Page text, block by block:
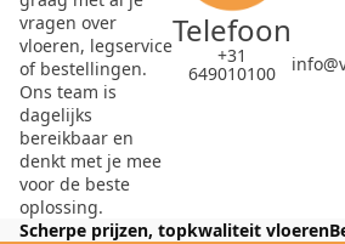
vragen over
vloeren, legservice
of bestellingen.
Ons team is
dagelijks
bereikbaar en
denkt met je mee
voor de beste
oplossing.
Telefoon
+31
649010100
Scherpe prijzen, topkwaliteit vloeren